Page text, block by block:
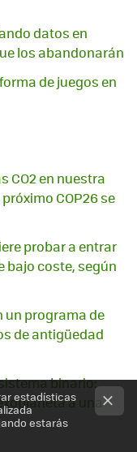
datos en
los abandonarán
de juegos en
CO2 en nuestra
COP26 se
probar a entrar
bajo coste, según
un programa de
de antigüedad
binario:
a una
estadísticas
estarás